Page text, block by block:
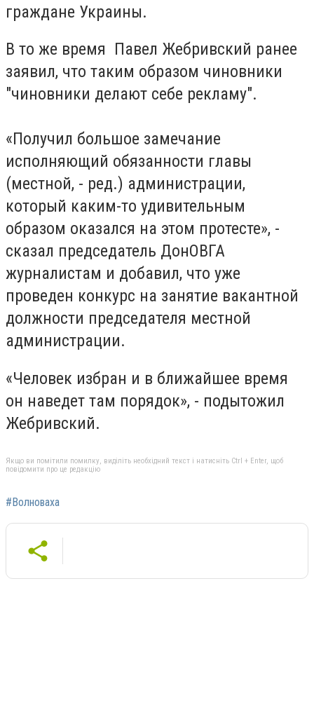
граждане Украины.
В то же время Павел Жебривский ранее
заявил, что таким образом чиновники
"чиновники делают себе рекламу".
«Получил большое замечание
исполняющий обязанности главы
(местной, - ред.) администрации,
который каким-то удивительным
образом оказался на этом протесте», -
сказал председатель ДонОВГА
журналистам и добавил, что уже
проведен конкурс на занятие вакантной
должности председателя местной
администрации.
«Человек избран и в ближайшее время
он наведет там порядок», - подытожил
Жебривский.
Якщо ви помітили помилку, виділіть необхідний текст і натисніть Ctrl + Enter, щоб
повідомити про це редакцію
#Волноваха